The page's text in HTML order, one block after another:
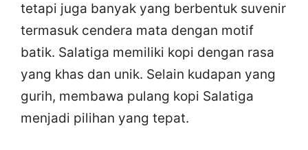
tetapi juga banyak yang berbentuk suvenir
termasuk cendera mata dengan motif
batik. Salatiga memiliki kopi dengan rasa
yang khas dan unik. Selain kudapan yang
gurih, membawa pulang kopi Salatiga
menjadi pilihan yang tepat.